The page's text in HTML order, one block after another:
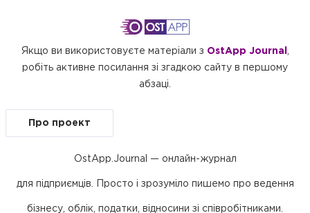
Якщо ви використовуєте матеріали з OstApp Journal
робіть активне посилання зі згадкою сайту в першому
абзаці.
Про проект
OstApp.Journal — онлайн-журнал
для підприємців. Просто і зрозуміло пишемо про ведення
бізнесу, облік, податки, відносини зі співробітниками.